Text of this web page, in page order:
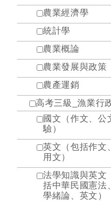
農業經濟學
統計學
農業概論
農業發展與政策
農產運銷
高考三級_漁業行
國文（作文、公
驗）
英文（包括作文
用文）
法學知識與英文
括中華民國憲法
學緒論、英文）